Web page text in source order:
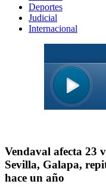
Deportes
Judicial
Internacional
Vendaval afecta 23
Sevilla, Galapa,
hace un año